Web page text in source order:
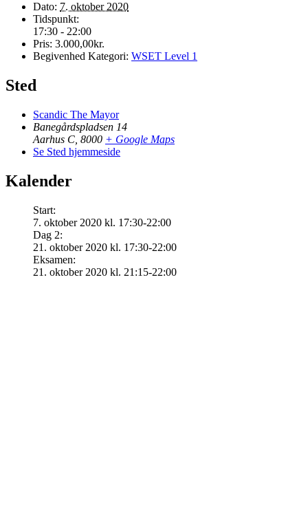
Dato: 7. oktober 2020
Tidspunkt:
17:30 - 22:00
Pris: 3.000,00kr.
Begivenhed Kategori: WSET Level 1
Sted
Scandic The Mayor
Banegårdspladsen 14
Aarhus C 8000 + Google Maps
Se Sted hjemmeside
Kalender
Start:
7. oktober 2020 kl. 17:30-22:00
Dag 2:
21. oktober 2020 kl. 17:30-22:00
Eksamen:
21. oktober 2020 kl. 21:15-22:00